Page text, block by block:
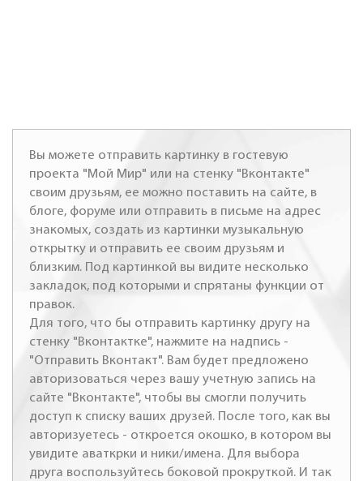
Вы можете отправить картинку в гостевую
проекта "Мой Мир" или на стенку "Вконтакте"
своим друзьям, ее можно поставить на сайте, в
блоге, форуме или отправить в письме на адрес
знакомых, создать из картинки музыкальную
открытку и отправить ее своим друзьям и
близким. Под картинкой вы видите несколько
закладок, под которыми и спрятаны функции от
правок.
Для того, что бы отправить картинку другу на
стенку "Вконтактке", нажмите на надпись -
"Отправить Вконтакт". Вам будет предложено
авторизоваться через вашу учетную запись на
сайте "Вконтакте", чтобы вы смогли получить
доступ к списку ваших друзей. После того, как вы
авторизуетесь - откроется окошко, в котором вы
увидите аваткрки и ники/имена. Для выбора
друга воспользуйтесь боковой прокруткой. И так